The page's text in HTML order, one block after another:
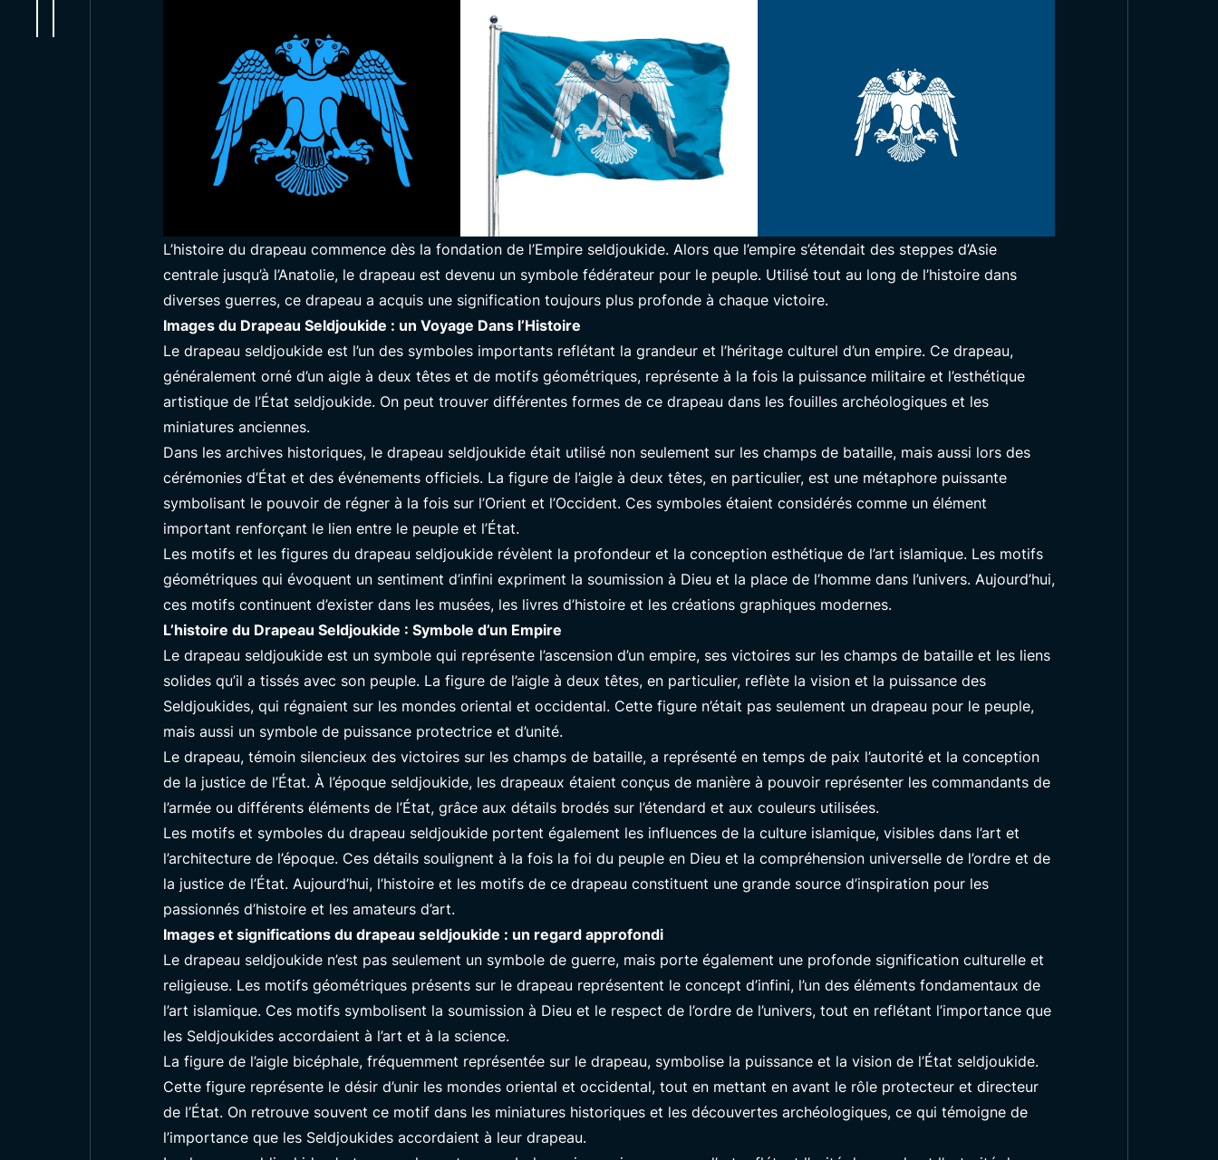
L’histoire du drapeau commence dès la fondation de l’Empire seldjoukide. Alors que l’empire s’étendait des steppes d’Asie
centrale jusqu’à l’Anatolie, le drapeau est devenu un symbole fédérateur pour le peuple. Utilisé tout au long de l’histoire dans
diverses guerres, ce drapeau a acquis une signification toujours plus profonde à chaque victoire.
Images du Drapeau Seldjoukide : un Voyage Dans l’Histoire
Le drapeau seldjoukide est l’un des symboles importants reflétant la grandeur et l’héritage culturel d’un empire. Ce drapeau,
généralement orné d’un aigle à deux têtes et de motifs géométriques, représente à la fois la puissance militaire et l’esthétique
artistique de l’État seldjoukide. On peut trouver différentes formes de ce drapeau dans les fouilles archéologiques et les
miniatures anciennes.
Dans les archives historiques, le drapeau seldjoukide était utilisé non seulement sur les champs de bataille, mais aussi lors des
cérémonies d’État et des événements officiels. La figure de l’aigle à deux têtes, en particulier, est une métaphore puissante
symbolisant le pouvoir de régner à la fois sur l’Orient et l’Occident. Ces symboles étaient considérés comme un élément
important renforçant le lien entre le peuple et l’État.
Les motifs et les figures du drapeau seldjoukide révèlent la profondeur et la conception esthétique de l’art islamique. Les motifs
géométriques qui évoquent un sentiment d’infini expriment la soumission à Dieu et la place de l’homme dans l’univers. Aujourd’hui,
ces motifs continuent d’exister dans les musées, les livres d’histoire et les créations graphiques modernes.
L’histoire du Drapeau Seldjoukide : Symbole d’un Empire
Le drapeau seldjoukide est un symbole qui représente l’ascension d’un empire, ses victoires sur les champs de bataille et les liens
solides qu’il a tissés avec son peuple. La figure de l’aigle à deux têtes, en particulier, reflète la vision et la puissance des
Seldjoukides, qui régnaient sur les mondes oriental et occidental. Cette figure n’était pas seulement un drapeau pour le peuple,
mais aussi un symbole de puissance protectrice et d’unité.
Le drapeau, témoin silencieux des victoires sur les champs de bataille, a représenté en temps de paix l’autorité et la conception
de la justice de l’État. À l’époque seldjoukide, les drapeaux étaient conçus de manière à pouvoir représenter les commandants de
l’armée ou différents éléments de l’État, grâce aux détails brodés sur l’étendard et aux couleurs utilisées.
Les motifs et symboles du drapeau seldjoukide portent également les influences de la culture islamique, visibles dans l’art et
l’architecture de l’époque. Ces détails soulignent à la fois la foi du peuple en Dieu et la compréhension universelle de l’ordre et de
la justice de l’État. Aujourd’hui, l’histoire et les motifs de ce drapeau constituent une grande source d’inspiration pour les
passionnés d’histoire et les amateurs d’art.
Images et significations du drapeau seldjoukide : un regard approfondi
Le drapeau seldjoukide n’est pas seulement un symbole de guerre, mais porte également une profonde signification culturelle et
religieuse. Les motifs géométriques présents sur le drapeau représentent le concept d’infini, l’un des éléments fondamentaux de
l’art islamique. Ces motifs symbolisent la soumission à Dieu et le respect de l’ordre de l’univers, tout en reflétant l’importance que
les Seldjoukides accordaient à l’art et à la science.
La figure de l’aigle bicéphale, fréquemment représentée sur le drapeau, symbolise la puissance et la vision de l’État seldjoukide.
Cette figure représente le désir d’unir les mondes oriental et occidental, tout en mettant en avant le rôle protecteur et directeur
de l’État. On retrouve souvent ce motif dans les miniatures historiques et les découvertes archéologiques, ce qui témoigne de
l’importance que les Seldjoukides accordaient à leur drapeau.